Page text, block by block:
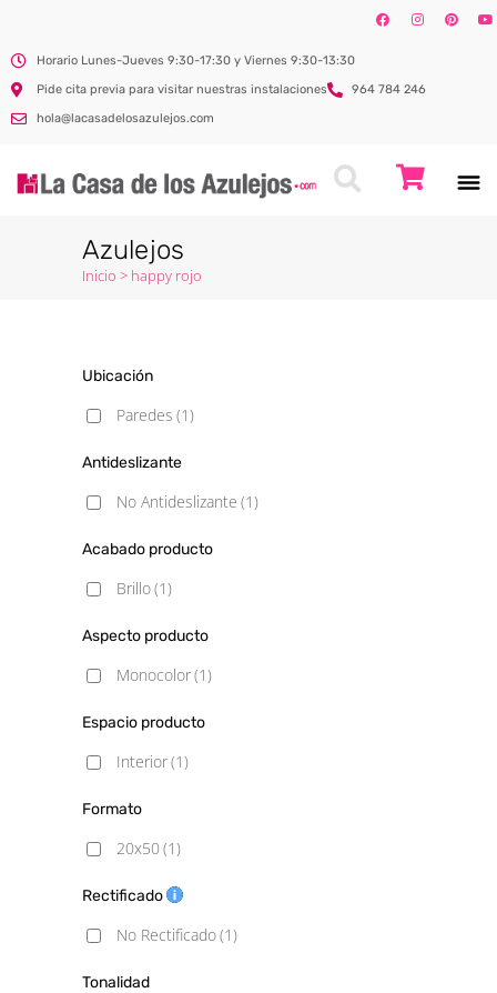
Horario Lunes-Jueves 9:30-17:30 y Viernes 9:30-13:30
Pide cita previa para visitar nuestras instalaciones
964 784 246
hola@lacasadelosazulejos.com
Azulejos
Inicio > happy rojo
Ubicación
Paredes (1)
Antideslizante
No Antideslizante (1)
Acabado producto
Brillo(1)
Aspecto producto
Monocolor(1)
Espacio producto
Interior(1)
Formato
20x50 (1)
Rectificado
No Rectificado(1)
Tonalidad